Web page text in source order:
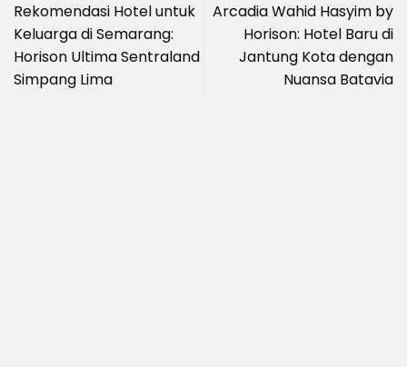
Rekomendasi Hotel untuk
Keluarga di Semarang:
Horison Ultima Sentraland
Simpang Lima
Arcadia Wahid Hasyim by
Horison: Hotel Baru di
Jantung Kota dengan
Nuansa Batavia